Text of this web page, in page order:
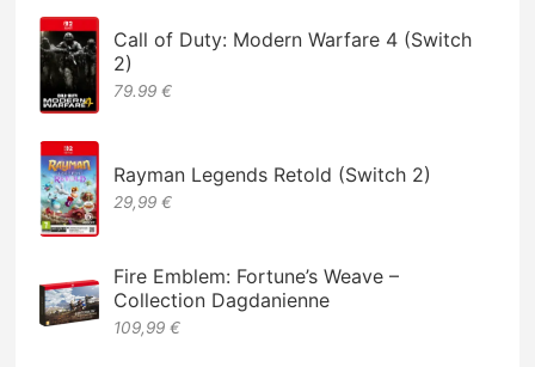
Call of Duty: Modern Warfare 4 (Switch
2)
79.99 €
Rayman Legends Retold (Switch 2)
29,99 €
Fire Emblem: Fortune’s Weave –
Collection Dagdanienne
109,99 €